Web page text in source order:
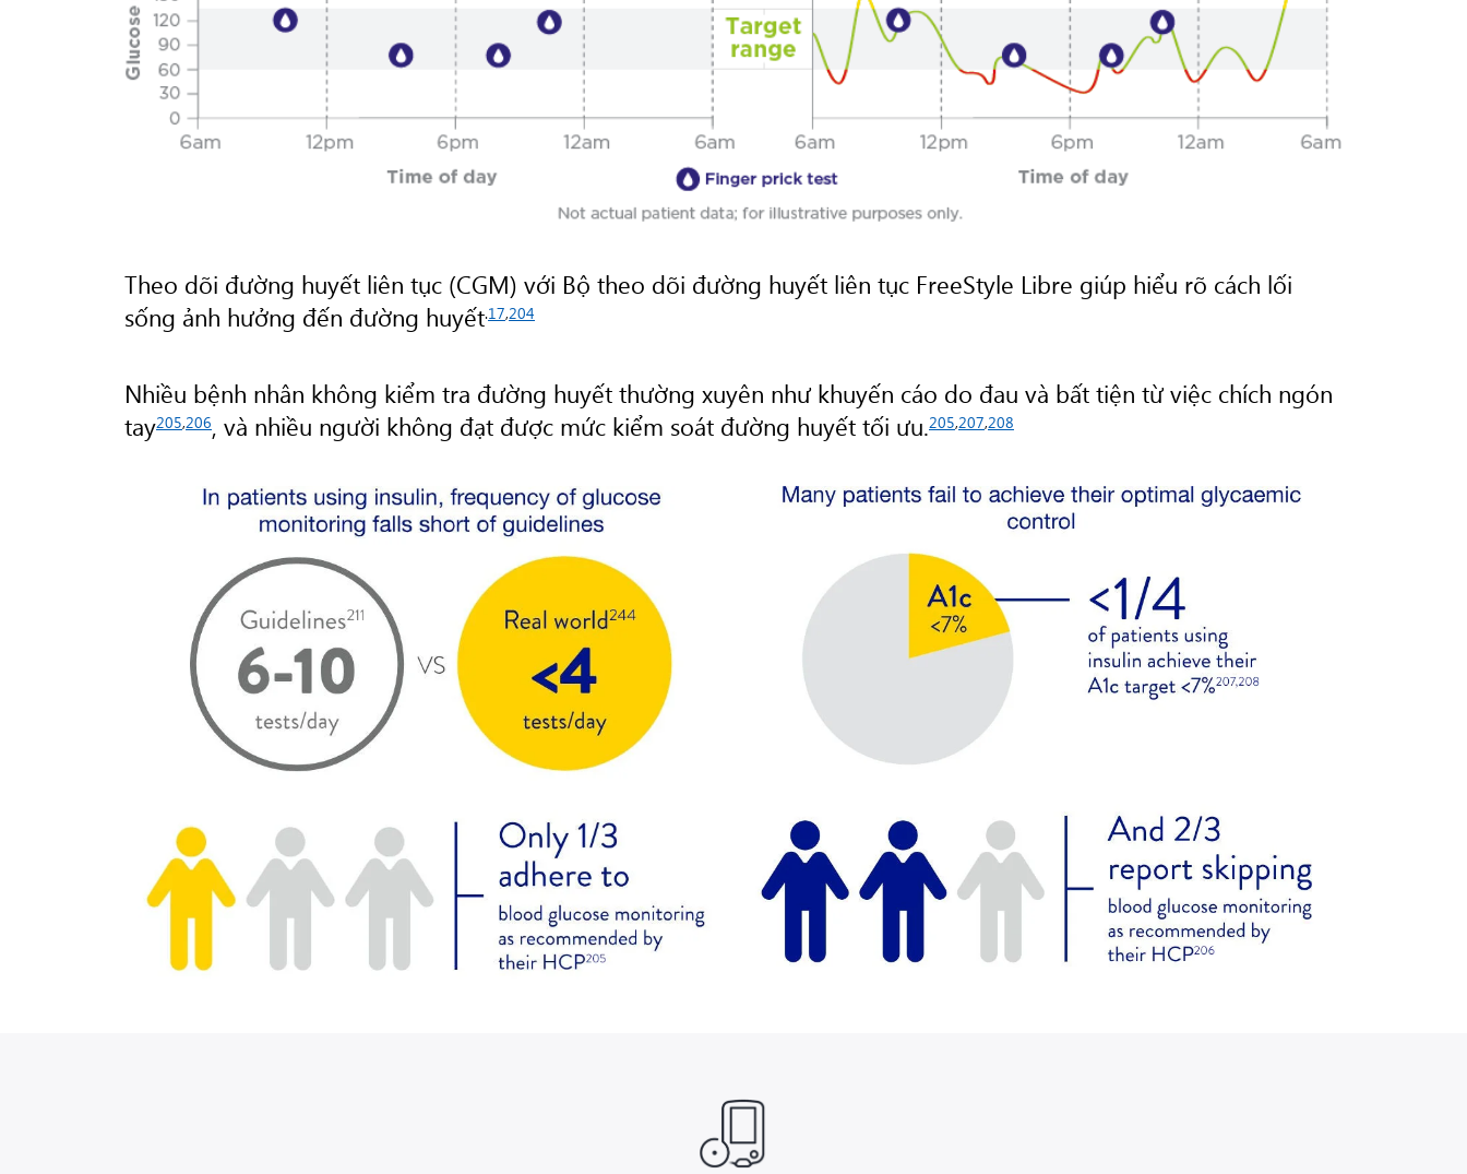
Theo dõi đường huyết liên tục (CGM) với Bộ theo dõi đường huyết liên tục FreeStyle Libre giúp hiểu rõ cách lối
sống ảnh hưởng đến đường huyết.17,204
Nhiều bệnh nhân không kiểm tra đường huyết thường xuyên như khuyến cáo do đau và bất tiện từ việc chích ngón
tay205,206, và nhiều người không đạt được mức kiểm soát đường huyết tối ưu.205,207,208